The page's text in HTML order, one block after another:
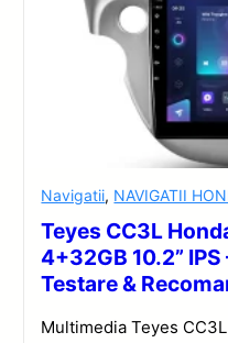
Navigatii, NAVIGATII
Teyes CC3L
4+32GB 10.2”
Testare &
Multimedia Teyes